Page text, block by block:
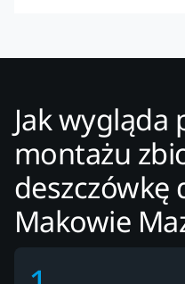
Jak wygląda
montażu
deszczówkę
Makowie